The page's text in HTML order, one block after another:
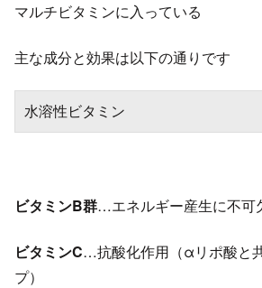
マルチビタミンに入っている
主な成分と効果は以下の通りです
水溶性ビタミン
ビタミンB群…エネルギー産生に不可
ビタミンC…抗酸化作用（αリポ酸と
プ）